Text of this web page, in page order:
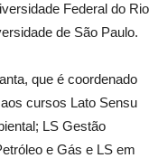
Federal do Rio
de São Paulo.
que é coordenado
cursos Lato Sensu
LS Gestão
e Gás e LS em